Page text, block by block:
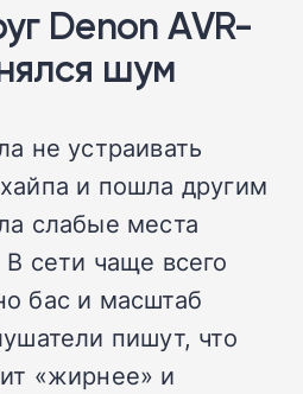
Denon AVR-
шум
не устраивать
и пошла другим
слабые места
сети чаще всего
бас и масштаб
пишут, что
«жирнее» и